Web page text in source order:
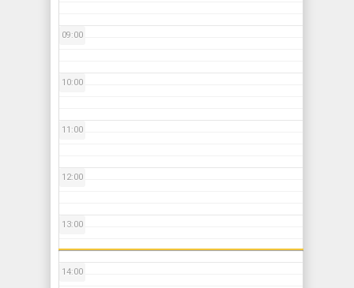
09:00
10:00
11:00
12:00
13:00
14:00